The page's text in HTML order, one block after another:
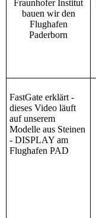
Fraunhofer Institut
bauen wir den
Flughafen
Paderborn
FastGate erklärt -
dieses Video läuft
auf unserem
Modelle aus Steinen
- DISPLAY am
Flughafen PAD